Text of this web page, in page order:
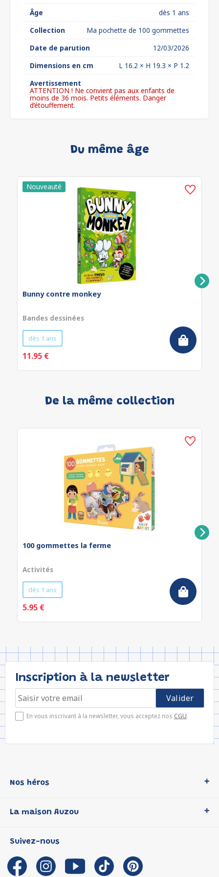
Âge
dès 1 ans
Collection
Ma pochette de 100 gommettes
Date de parution
12/03/2026
Dimensions en cm
L 16.2 × H 19.3 × P 1.2
Avertissement
ATTENTION ! Ne convient pas aux enfants de
moins de 36 mois. Petits éléments. Danger
d’étouffement.
Du même âge
Bunny contre monkey
Bandes dessinées
dès 1 ans
11.95 €
De la même collection
100 gommettes la ferme
Activités
dès 1 ans
5.95 €
Inscription à la newsletter
En vous inscrivant à la newsletter, vous acceptez nos CGU.
Nos héros
P'tit Loup
Les Influenceuses
Migali
La maison Auzou
Notre histoire
Auzou s'engage
Suivez-nous